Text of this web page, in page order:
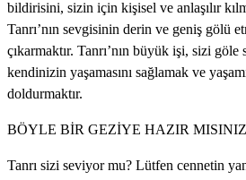
bildirisini, sizin için kişisel ve anlaşılır
Tanrı’nın sevgisinin derin ve geniş gölü
çıkarmaktır. Tanrı’nın büyük işi, sizi
kendinizin yaşamasını sağlamak ve
doldurmaktır.
BÖYLE BİR GEZİYE HAZIR
Tanrı sizi seviyor mu? Lütfen cennetin